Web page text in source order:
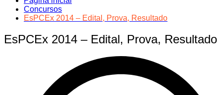
Concursos
EsPCEx 2014 – Edital, Prova, Resultado
EsPCEx 2014 – Edital, Prova, Resultado